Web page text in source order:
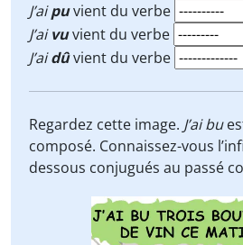
J’aipuvient du verbe
J’aivuvient du verbe
J’aidûvient du verbe
Regardez cette image. J’ai bu
composé. Connaissez-vous
dessous conjugués au passé